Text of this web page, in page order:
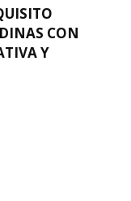
CON
Y